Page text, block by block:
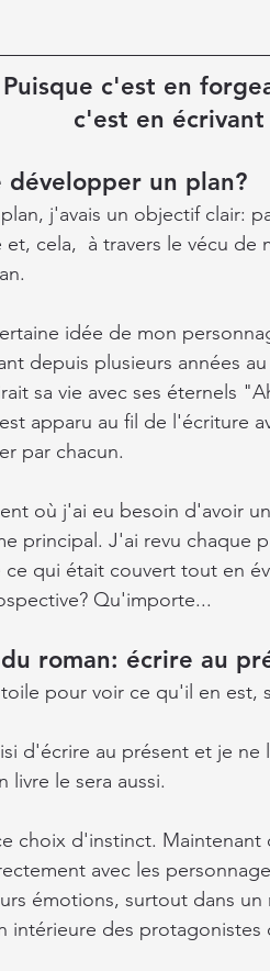
Puisque c'est en
c'est en
développer un plan?
j'avais un objectif clair:
et, cela,  à travers le vécu
idée de mon
depuis plusieurs années
sa vie avec ses éternels
apparu au fil de l'écriture
par chacun.
où j'ai eu besoin d'avoir
principal. J'ai revu chaque
ce qui était couvert tout en
Qu'importe...
roman: écrire au
pour voir ce qu'il en
d'écrire au présent et je
livre le sera aussi.
choix d'instinct.
avec les
émotions, surtout dans
intérieure des